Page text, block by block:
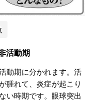
活動期
動期に分かれます。活
腫れて、炎症が起こり
い時期です。眼球突出